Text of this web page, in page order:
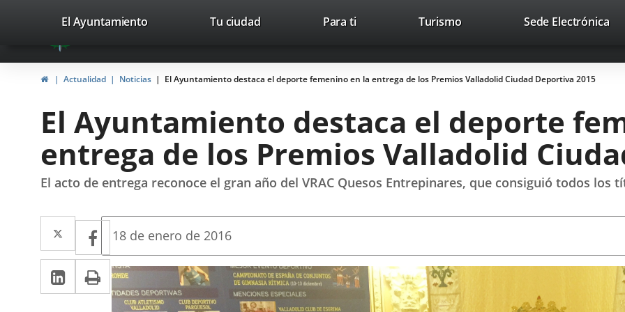
Portal
Web
del
Valladolid
avaTop Trabaja con nosotros Contacto
valladolid.es
El Ayuntamiento Tu ciudad Para ti TurismoThis
open
in
pop-
up
window.
Sede ElectrónicaLink
HomeActualidad Noticias El Ayuntamiento destaca el deporte femenino en la entrega de los Premios Valladolid Ciudad Deportiva 2015
El Ayuntamiento destaca el deporte
entrega de los Premios Valladolid
El acto de entrega reconoce el gran año del VRAC Quesos Entrepinares, que consiguió todos los
Twitter
Enlace
a
una
aplicación
Facebook
Enlace
a
una
aplicación
Linkedin
Enlace
a
Print
Fecha
la
noticia
18 de enero de 2016